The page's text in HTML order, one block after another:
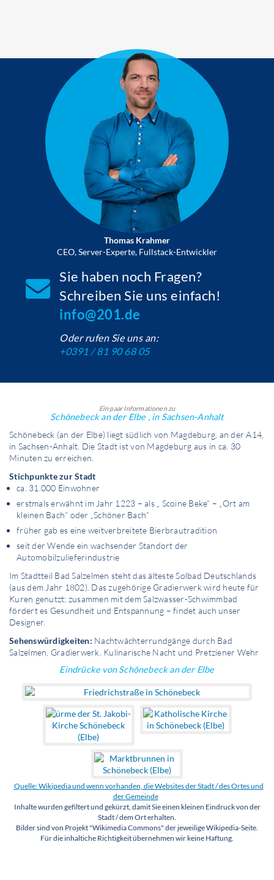
Thomas Krahmer
CEO, Server-Experte, Fullstack-Entwickler
Sie haben noch Fragen?
Schreiben Sie uns einfach!
info@201.de
Oder rufen Sie uns an:
+0391 / 81 90 68 05
Ein paar Informationen zu
Schönebeck an der Elbe , in Sachsen-Anhalt
Schönebeck (an der Elbe) liegt südlich von Magdeburg, an der A14,
in Sachsen-Anhalt. Die Stadt ist von Magdeburg aus in ca. 30
Minuten zu erreichen.
Stichpunkte zur Stadt
ca. 31.000 Einwohner
erstmals erwähnt im Jahr 1223 – als „ Scoine Beke“ – „Ort am
kleinen Bach“ oder „Schöner Bach“
früher gab es eine weitverbreitete Bierbrautradition
seit der Wende ein wachsender Standort der
Automobilzulieferindustrie
Im Stadtteil Bad Salzelmen steht das älteste Solbad Deutschlands
(aus dem Jahr 1802). Das zugehörige Gradierwerk wird heute für
Kuren genutzt; zusammen mit dem Salzwasser-Schwimmbad
fördert es Gesundheit und Entspannung – findet auch unser
Designer.
Sehenswürdigkeiten: Nachtwächterrundgänge durch Bad
Salzelmen, Gradierwerk, Kulinarische Nacht und Pretziener Wehr
Eindrücke von Schönebeck an der Elbe
Quelle: Wikipedia und wenn vorhanden, die Websites der Stadt / des Ortes und
der Gemeinde
Inhalte wurden gefiltert und gekürzt, damit Sie einen kleinen Eindruck von der
Stadt / dem Ort erhalten.
Bilder sind von Projekt "Wikimedia Commons" der jeweilige Wikipedia-Seite.
Für die inhaltiche Richtigkeit übernehmen wir keine Haftung.